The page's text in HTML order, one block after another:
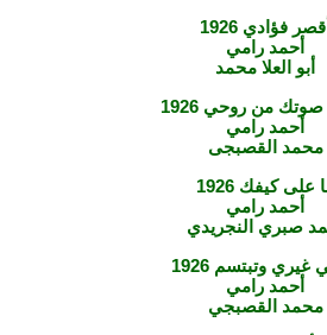
فؤادي 1926
أحمد رامي
أبو العلا محمد
من روحي 1926
أحمد رامي
محمد القصبجى
على كيفك 1926
أحمد رامي
صبري النجريدي
غيري وتبتسم 1926
أحمد رامي
محمد القصبجي